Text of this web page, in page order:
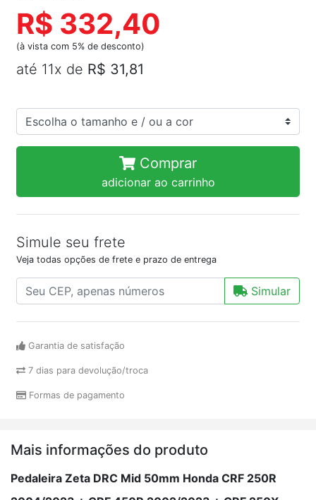
R$ 332,40
(à vista com 5% de desconto)
até 11x de R$ 31,81
Comprar
adicionar ao carrinho
Simule seu frete
Veja todas opções de frete e prazo de entrega
Simular
Garantia de satisfação
7 dias para devolução/troca
Formas de pagamento
Mais informações do produto
Pedaleira Zeta DRC Mid 50mm Honda CRF 250R